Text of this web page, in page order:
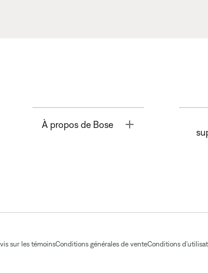
À propos de Bose Toggle
sur les témoinsConditions générales de venteConditions